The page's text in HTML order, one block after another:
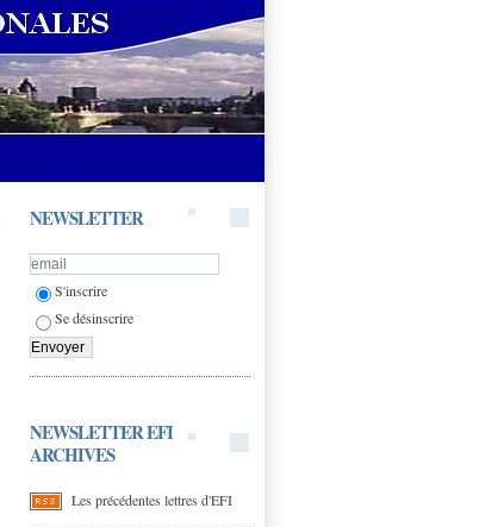
NEWSLETTER
S'inscrire
Se désinscrire
NEWSLETTER EFI
ARCHIVES
Les précédentes lettres d'EFI